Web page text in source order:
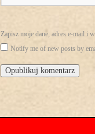
Zapisz moje dane, adres e-mail i
Notify me of new posts by